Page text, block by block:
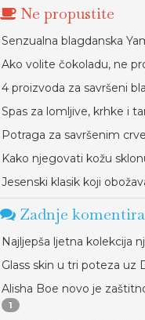
Ne propustite
Senzualna blagdanska
Ako volite čokoladu, ne
4 proizvoda za savršeni
Spas za lomljive, krhke i
Potraga za savršenim
Kako njegovati kožu
Jesenski klasik koji
Zadnje
Najljepša ljetna kolekcija
Glass skin u tri poteza uz
Alisha Boe novo je
1